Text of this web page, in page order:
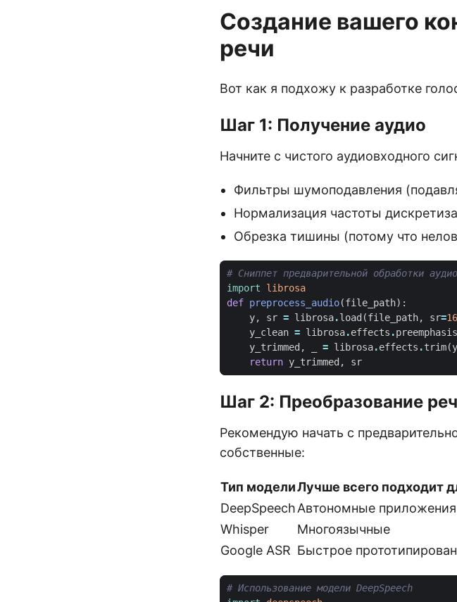
Создание вашего
речи
Вот как я подхожу к разработке
Шаг 1: Получение аудио
Начните с чистого аудиовходного
Фильтры шумоподавления
Нормализация частоты
Обрезка тишины (потому что
# Сниппет предварительной обработки аудио
import
librosa
def preprocess_audio(file_path):
y, sr = librosa.load (file_path, sr=
y_clean = librosa.effects .preemphasis
y_trimmed , = librosa.effects .trim(
return y_trimmed , sr
Шаг 2: Преобразование
Рекомендую начать с
собственные:
Тип моделиЛучше всего подходит
DeepSpeechАвтономные приложения
Whisper
Многоязычные
Google ASR Быстрое
# Использование модели DeepSpeech